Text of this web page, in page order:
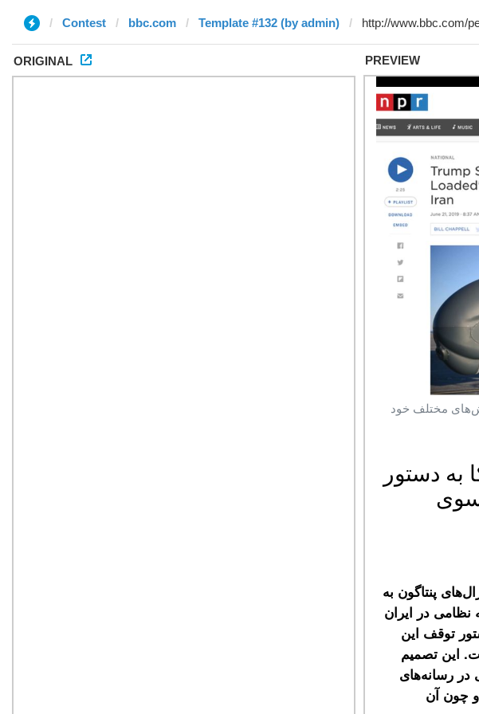
Contest bbc.com Template #132 (by admin)
ORIGINAL PREVIEW